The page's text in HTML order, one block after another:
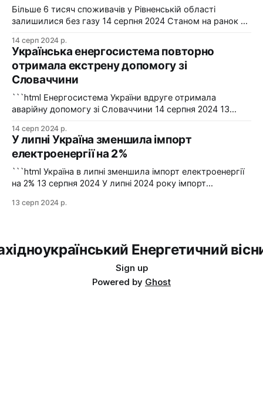
"Харківобленерго&
Більше 6 тисяч споживачів у Рівненській області
залишилися без газу 14 серпня 2024 Станом на ранок 14
області залишилися без газопостачання через
технологічні проблеми. Фото: Рівнегаз Також, в
Сумській області в одному з населених пунктів в
результаті удару керованою авіабомбою пошкоджено
сталевий
14 серп 2024 р.
Українська енергосистема повторно
отримала екстрену допомогу зі
Словаччини
```html Енергосистема України вдруге отримала
аварійну допомогу зі Словаччини 14 серпня 2024 13
аварійну допомогу зі Словаччини. Фото: Shutterstock "У
вчорашній день, 13 серпня, НЕК "Укренерго" запитала
аварійну допомогу з енергосистеми Словаччини", –
йдеться в повідомленні пресслужби оператора системи
передачі. Експорт
14 серп 2024 р.
У липні Україна зменшила імпорт
електроенергії на 2%
```html Україна в липні зменшила імпорт електроенергії
на 2% 13 серпня 2024 У липні 2024 року імпорт
червнем. Експорт залишався на нульовому рівні. Графіка:
13 серп 2024 р.
Енергетичний
Sign up
Powered by Ghost